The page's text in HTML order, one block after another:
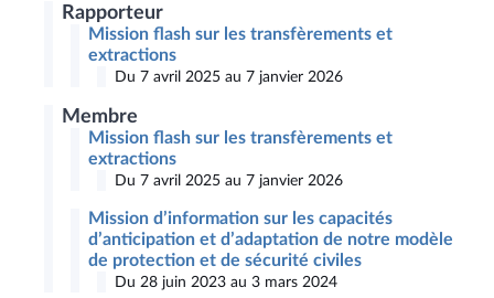
Rapporteur
Mission flash sur les transfèrements et
extractions
Du 7 avril 2025 au 7 janvier 2026
Membre
Mission flash sur les transfèrements et
extractions
Du 7 avril 2025 au 7 janvier 2026
Mission d’information sur les capacités
d’anticipation et d’adaptation de notre modèle
de protection et de sécurité civiles
Du 28 juin 2023 au 3 mars 2024